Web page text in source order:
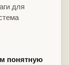
для
понятную